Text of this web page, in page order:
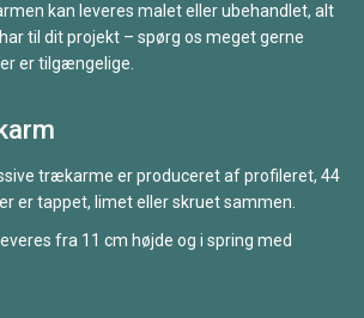
kan leveres malet eller ubehandlet, alt
til dit projekt – spørg os meget gerne
er tilgængelige.
trækarme er produceret af profileret, 44
er tappet, limet eller skruet sammen.
fra 11 cm højde og i spring med